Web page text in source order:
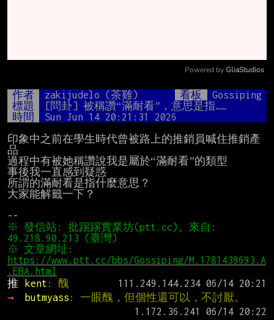
Mute
Powered by GliaStudios
作者 zakijudelo (茶雞) 看板
Gossiping
標題
[問卦] 被稱讚“滿耐看”，意思是指……
時間
Sun Jun 14 20:21:31 2026
印象中之前在學生時代曾被路上的推銷員喊住推銷產
品
過程中有被她稱讚說我是屬於“滿耐看”的類型
事後我一直感到疑惑
所謂的滿耐看是指什麼意思？
大家能解籤一下？
※ 發信站: 批踢踢實業坊(ptt.cc), 來自:
49.218.90.213 (臺灣)
https://www.ptt.cc/bbs/Gossiping/M.1781439693.A
.EBA.html
推
kent : 醜
→
butmyass : 一眼醜，但個性還可以，不討厭。